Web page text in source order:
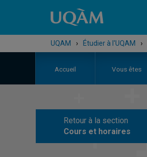
UQAM › Étudier à l'UQAM ›
Accueil Vous êtes
Retour à la section
Cours et horaires